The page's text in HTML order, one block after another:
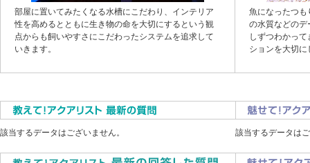
部屋に置いてみたくなる水槽にこだわり、インテリア
性を高めるとともに生き物の命を大切にするという観
点からも飼いやすさにこだわったシステムを追求して
いきます。
魚になったつも
の水質などのデ
しずつわかっ
ションを大切
該当するデータはございません。 該当するデータは